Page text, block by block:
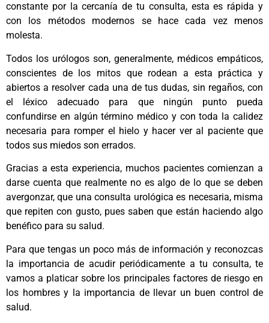
constante por la cercanía de tu consulta, esta es rápida y
con los métodos modernos se hace cada vez menos
molesta.
Todos los urólogos son, generalmente, médicos empáticos,
conscientes de los mitos que rodean a esta práctica y
abiertos a resolver cada una de tus dudas, sin regaños, con
el léxico adecuado para que ningún punto pueda
confundirse en algún término médico y con toda la calidez
necesaria para romper el hielo y hacer ver al paciente que
todos sus miedos son errados.
Gracias a esta experiencia, muchos pacientes comienzan a
darse cuenta que realmente no es algo de lo que se deben
avergonzar, que una consulta urológica es necesaria, misma
que repiten con gusto, pues saben que están haciendo algo
benéfico para su salud.
Para que tengas un poco más de información y reconozcas
la importancia de acudir periódicamente a tu consulta, te
vamos a platicar sobre los principales factores de riesgo en
los hombres y la importancia de llevar un buen control de
salud.